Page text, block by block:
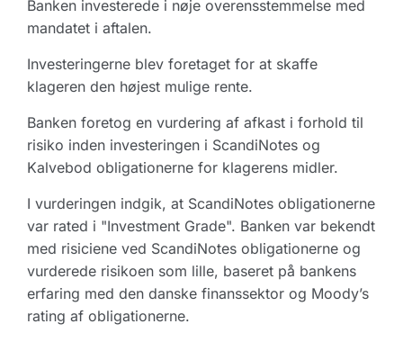
Banken investerede i nøje overensstemmelse med
mandatet i aftalen.
Investeringerne blev foretaget for at skaffe
klageren den højest mulige rente.
Banken foretog en vurdering af afkast i forhold til
risiko inden investeringen i ScandiNotes og
Kalvebod obligationerne for klagerens midler.
I vurderingen indgik, at ScandiNotes obligationerne
var rated i "Investment Grade". Banken var bekendt
med risiciene ved ScandiNotes obligationerne og
vurderede risikoen som lille, baseret på bankens
erfaring med den danske finanssektor og Moody’s
rating af obligationerne.